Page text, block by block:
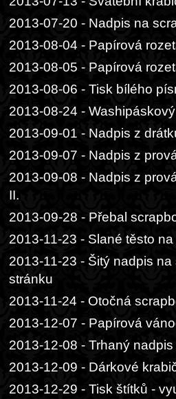
2013-07-20 - Nadpis na
2013-08-04 - Papírová
2013-08-05 - Papírová
2013-08-06 - Tisk bílého
2013-08-24 -
2013-09-01 - Nadpis z
2013-09-07 - Nadpis z
2013-09-08 - Nadpis z
II.
2013-09-28 - Přebal
2013-11-23 - Slané těsto
2013-11-23 - Šitý nadpis
stránku
2013-11-24 - Otočná
2013-12-07 - Papírová
2013-12-08 - Trhaný nadpis
2013-12-09 - Dárkové
2013-12-29 - Tisk štítků -